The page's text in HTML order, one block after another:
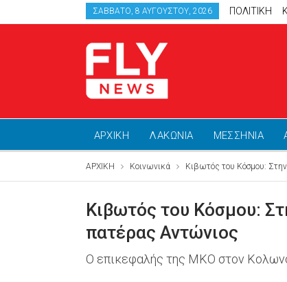
ΣΆΒΒΑΤΟ, 8 ΑΥΓΟΎΣΤΟΥ, 2026 ΠΟΛΙΤΙΚΗ
ΑΡΧΙΚΗ ΛΑΚΩΝΙΑ ΜΕΣΣΗΝΙΑ
ΑΡΧΙΚΗ Κοινωνικά Κιβωτός του Κόσμου:
Κιβωτός του Κόσμου:
πατέρας Αντώνιος
Ο επικεφαλής της ΜΚΟ στον